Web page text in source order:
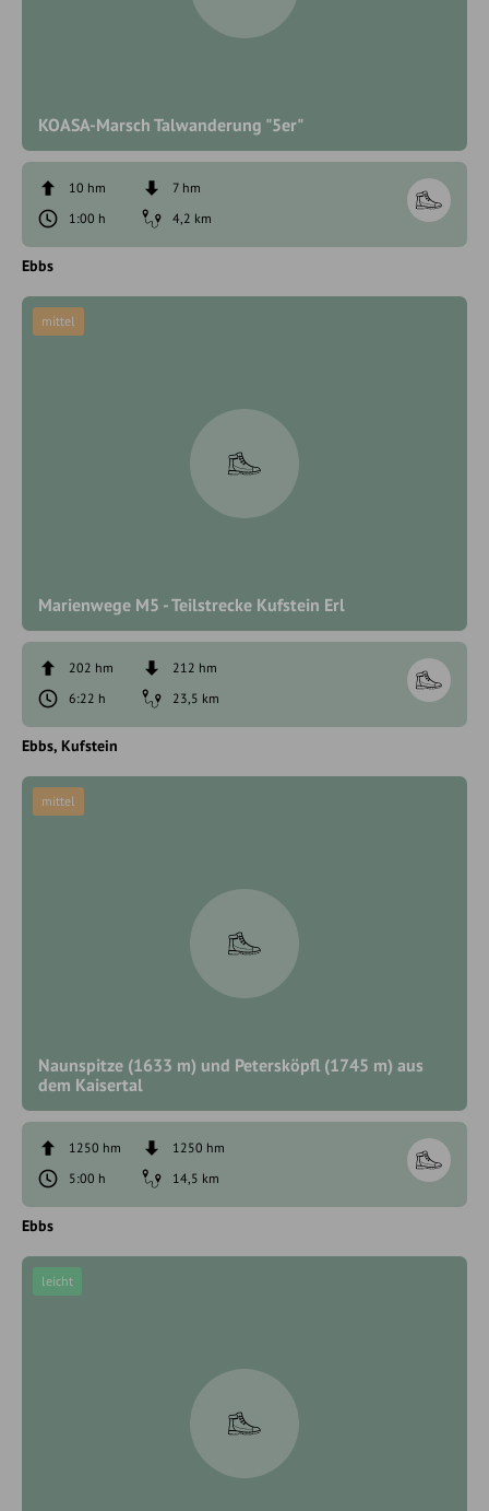
KOASA-Marsch Talwanderung "5er"
10 hm
7 hm
1:00 h
4,2 km
Ebbs
Marienwege M5 - Teilstrecke Kufstein Erl
mittel
202 hm
212 hm
6:22 h
23,5 km
Ebbs Kufstein
Naunspitze (1633 m) und Petersköpfl (1745 m) aus
dem Kaisertal
mittel
1250 hm
1250 hm
5:00 h
14,5 km
Ebbs
leicht